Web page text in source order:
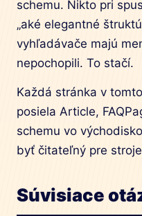
schemu. Nikto pri
„aké elegantné
vyhľadávače majú
nepochopili. To stačí.
Každá stránka v
posiela Article,
schemu vo
byť čitateľný pre
Súvisiace